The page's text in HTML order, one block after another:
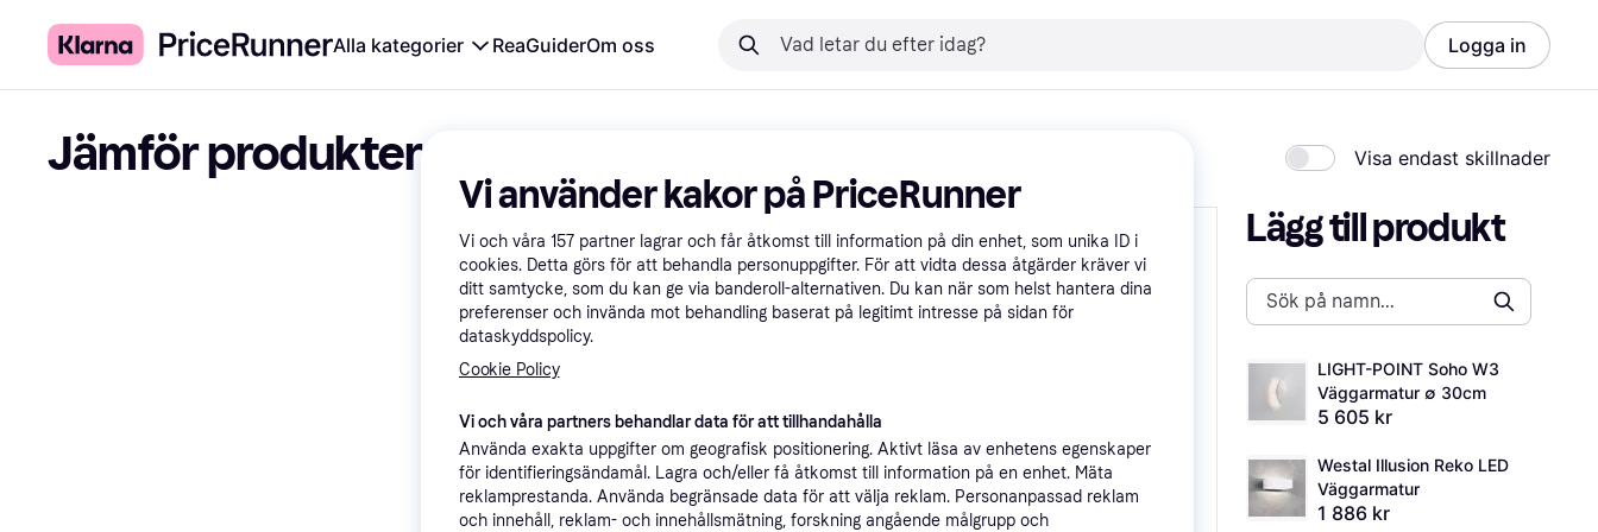
Alla kategorier ReaGuiderOm oss Logga in
Jämför produkter Visa endast skillnader
Lägg till produkt
LIGHT-POINT Soho W3
Väggarmatur ∅ 30cm
5 605 kr
Westal Illusion Reko LED
Väggarmatur
1 886 kr
Vi använder kakor på PriceRunner
Vi och våra 157 partner lagrar och får åtkomst till information på din enhet, som unika ID i
cookies. Detta görs för att behandla personuppgifter. För att vidta dessa åtgärder kräver vi
ditt samtycke, som du kan ge via banderoll-alternativen. Du kan när som helst hantera dina
preferenser och invända mot behandling baserat på legitimt intresse på sidan för
dataskyddspolicy.
Cookie Policy
Vi och våra partners behandlar data för att tillhandahålla
Använda exakta uppgifter om geografisk positionering. Aktivt läsa av enhetens egenskaper
för identifieringsändamål. Lagra och/eller få åtkomst till information på en enhet. Mäta
reklamprestanda. Använda begränsade data för att välja reklam. Personanpassad reklam
och innehåll, reklam- och innehållsmätning, forskning angående målgrupp och